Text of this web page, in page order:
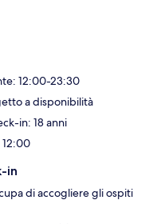
12:00-23:30
a disponibilità
in: 18 anni
in
di accogliere gli ospiti